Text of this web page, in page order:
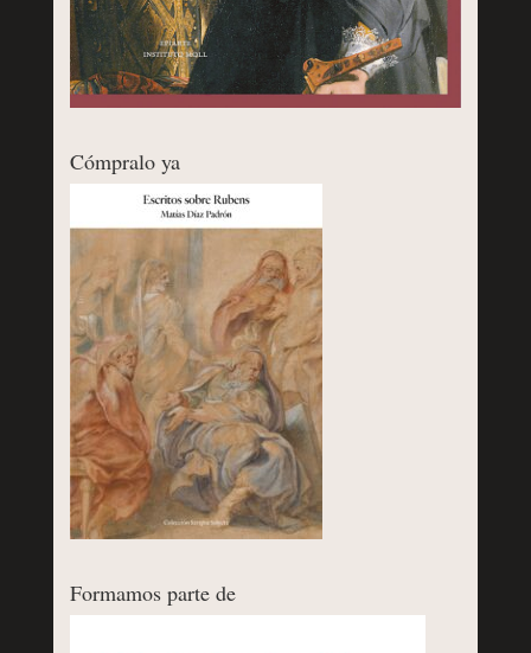
Cómpralo ya
Formamos parte de